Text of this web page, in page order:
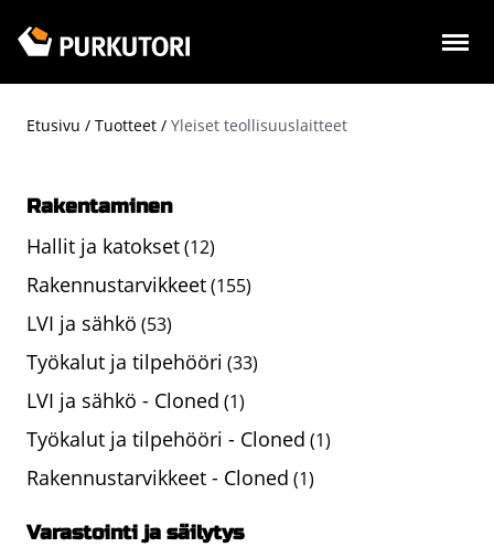
pääsisältöön
Etusivu Tuotteet Yleiset teollisuuslaitteet
Rakentaminen
Hallit ja katokset(12)
Rakennustarvikkeet(155)
LVI ja sähkö (53)
Työkalut ja tilpehööri (33)
LVI ja sähkö - Cloned (1)
Työkalut ja tilpehööri - Cloned (1)
Rakennustarvikkeet - Cloned (1)
Varastointi ja säilytys